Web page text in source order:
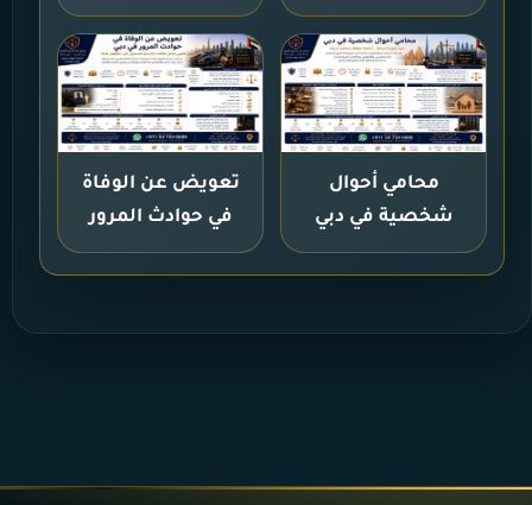
محامي أحوال
شخصية في دبي
تعويض عن الوفاة
في حوادث المرور